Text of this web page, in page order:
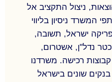
ניצול התקציב אל
המשרד ניסיון בליווי
ישראל, תשובה,
נדל"ן, אשטרום,
רכישה. משרדנו
שונים בישראל